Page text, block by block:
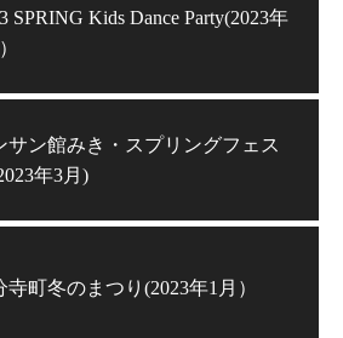
SPRING Kids Dance Party(2023年
サン館みき・スプリングフェス
年3月)
寺町冬のまつり(2023年1月）